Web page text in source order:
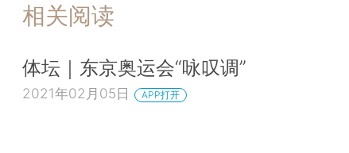
相关阅读
体坛｜东京奥运会“咏叹调”
2021年02月05日 APP打开